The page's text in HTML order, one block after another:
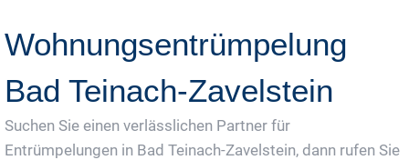
Wohnungsentrümpelung
Bad Teinach-Zavelstein
Suchen Sie einen verlässlichen Partner für
Entrümpelungen in Bad Teinach-Zavelstein, dann rufen Sie